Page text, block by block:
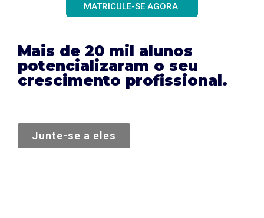
MATRICULE-SE AGORA
Mais de 20 mil alunos
potencializaram o seu
crescimento profissional.
Junte-se a eles